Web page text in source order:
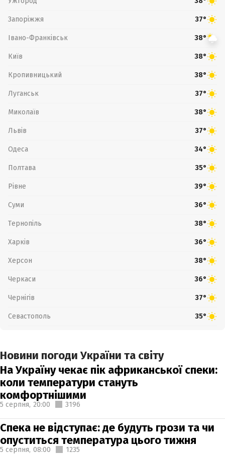
Запоріжжя 37°
Івано-Франківськ 38°
Київ 38°
Кропивницький 38°
Луганськ 37°
Миколаїв 38°
Львів 37°
Одеса 34°
Полтава 35°
Рівне 39°
Суми 36°
Тернопіль 38°
Харків 36°
Херсон 38°
Черкаси 36°
Чернігів 37°
Севастополь 35°
Новини погоди України та світу
На Україну чекає пік африканської спеки:
коли температури стануть
комфортнішими
5 серпня, 20:00 3196
Спека не відступає: де будуть грози та чи
опуститься температура цього тижня
5 серпня, 08:00 1235